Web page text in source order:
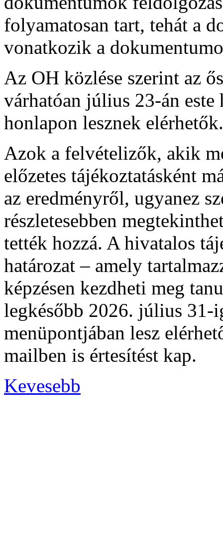
folyamatosan tart, tehát a
vonatkozik a
Az OH közlése szerint az
várhatóan július 23-án
honlapon lesznek elérhetők.
Azok a felvételizők, akik
előzetes tájékoztatásként
az eredményről, ugyanez
részletesebben
tették hozzá. A hivatalos
határozat – amely
képzésen kezdheti meg
legkésőbb 2026. július
menüpontjában lesz
mailben is értesítést kap.
Kevesebb